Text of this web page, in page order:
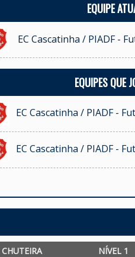
EQUIPE
EC Cascatinha / PIADF -
EQUIPES QUE
EC Cascatinha / PIADF -
EC Cascatinha / PIADF -
CHUTEIRA NÍVEL 1